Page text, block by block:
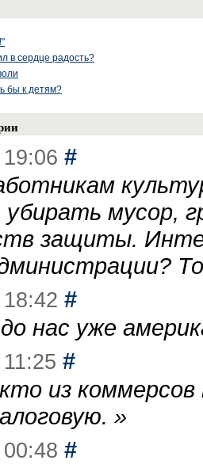
в сердце радость?
бы к детям?
#
мусор,
защиты.
#
нас уже
#
из
»
#